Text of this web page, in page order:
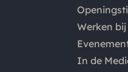
Werken bij
In de